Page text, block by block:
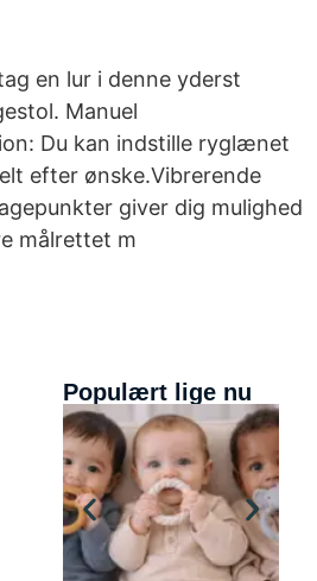
en lur i denne yderst
Manuel
Du kan indstille ryglænet
efter ønske.Vibrerende
giver dig mulighed
målrettet m
Populært lige nu